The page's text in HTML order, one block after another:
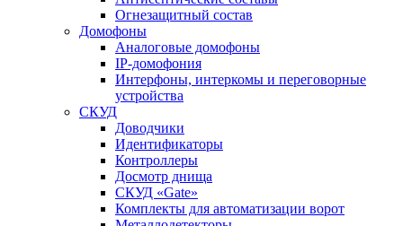
Огнезащитный состав
Домофоны
Аналоговые домофоны
IP-домофония
Интерфоны, интеркомы и переговорные
устройства
СКУД
Доводчики
Идентификаторы
Контроллеры
Досмотр днища
СКУД «Gate»
Комплекты для автоматизации ворот